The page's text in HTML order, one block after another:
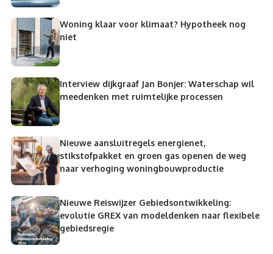
Woning klaar voor klimaat? Hypotheek nog
niet
Interview dijkgraaf Jan Bonjer: Waterschap wil
meedenken met ruimtelijke processen
Nieuwe aansluitregels energienet,
stikstofpakket en groen gas openen de weg
naar verhoging woningbouwproductie
Nieuwe Reiswijzer Gebiedsontwikkeling:
evolutie GREX van modeldenken naar flexibele
gebiedsregie